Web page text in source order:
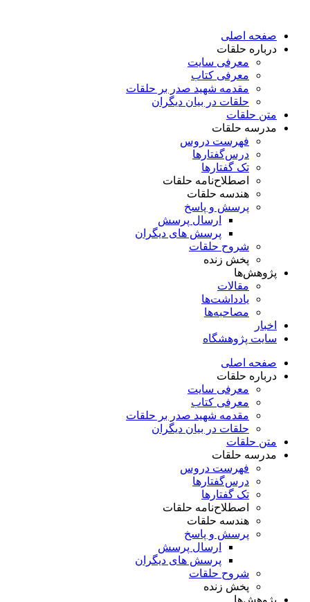
محتوا
صفحه اصلی
درباره حلقات
معرفی سایت
معرفی کتاب
مقدمه شهید صدر بر حلقات
حلقات در بیان دیگران
متن حلقات
مدرسه حلقات
فهرست دروس
درس‌گفتار‌ها
تک گفتارها
اصطلاح‌نامه حلقات
هندسه حلقات
پرسش و پاسخ
ارسال پرسش
پرسش های دیگران
شروح حلقات
پخش زنده
پژوهش‌ها
مقالات
یادداشت‌ها
مصاحبه‌ها
اخبار
سایت پژوهشگاه
صفحه اصلی
درباره حلقات
معرفی سایت
معرفی کتاب
مقدمه شهید صدر بر حلقات
حلقات در بیان دیگران
متن حلقات
مدرسه حلقات
فهرست دروس
درس‌گفتار‌ها
تک گفتارها
اصطلاح‌نامه حلقات
هندسه حلقات
پرسش و پاسخ
ارسال پرسش
پرسش های دیگران
شروح حلقات
پخش زنده
پژوهش‌ها